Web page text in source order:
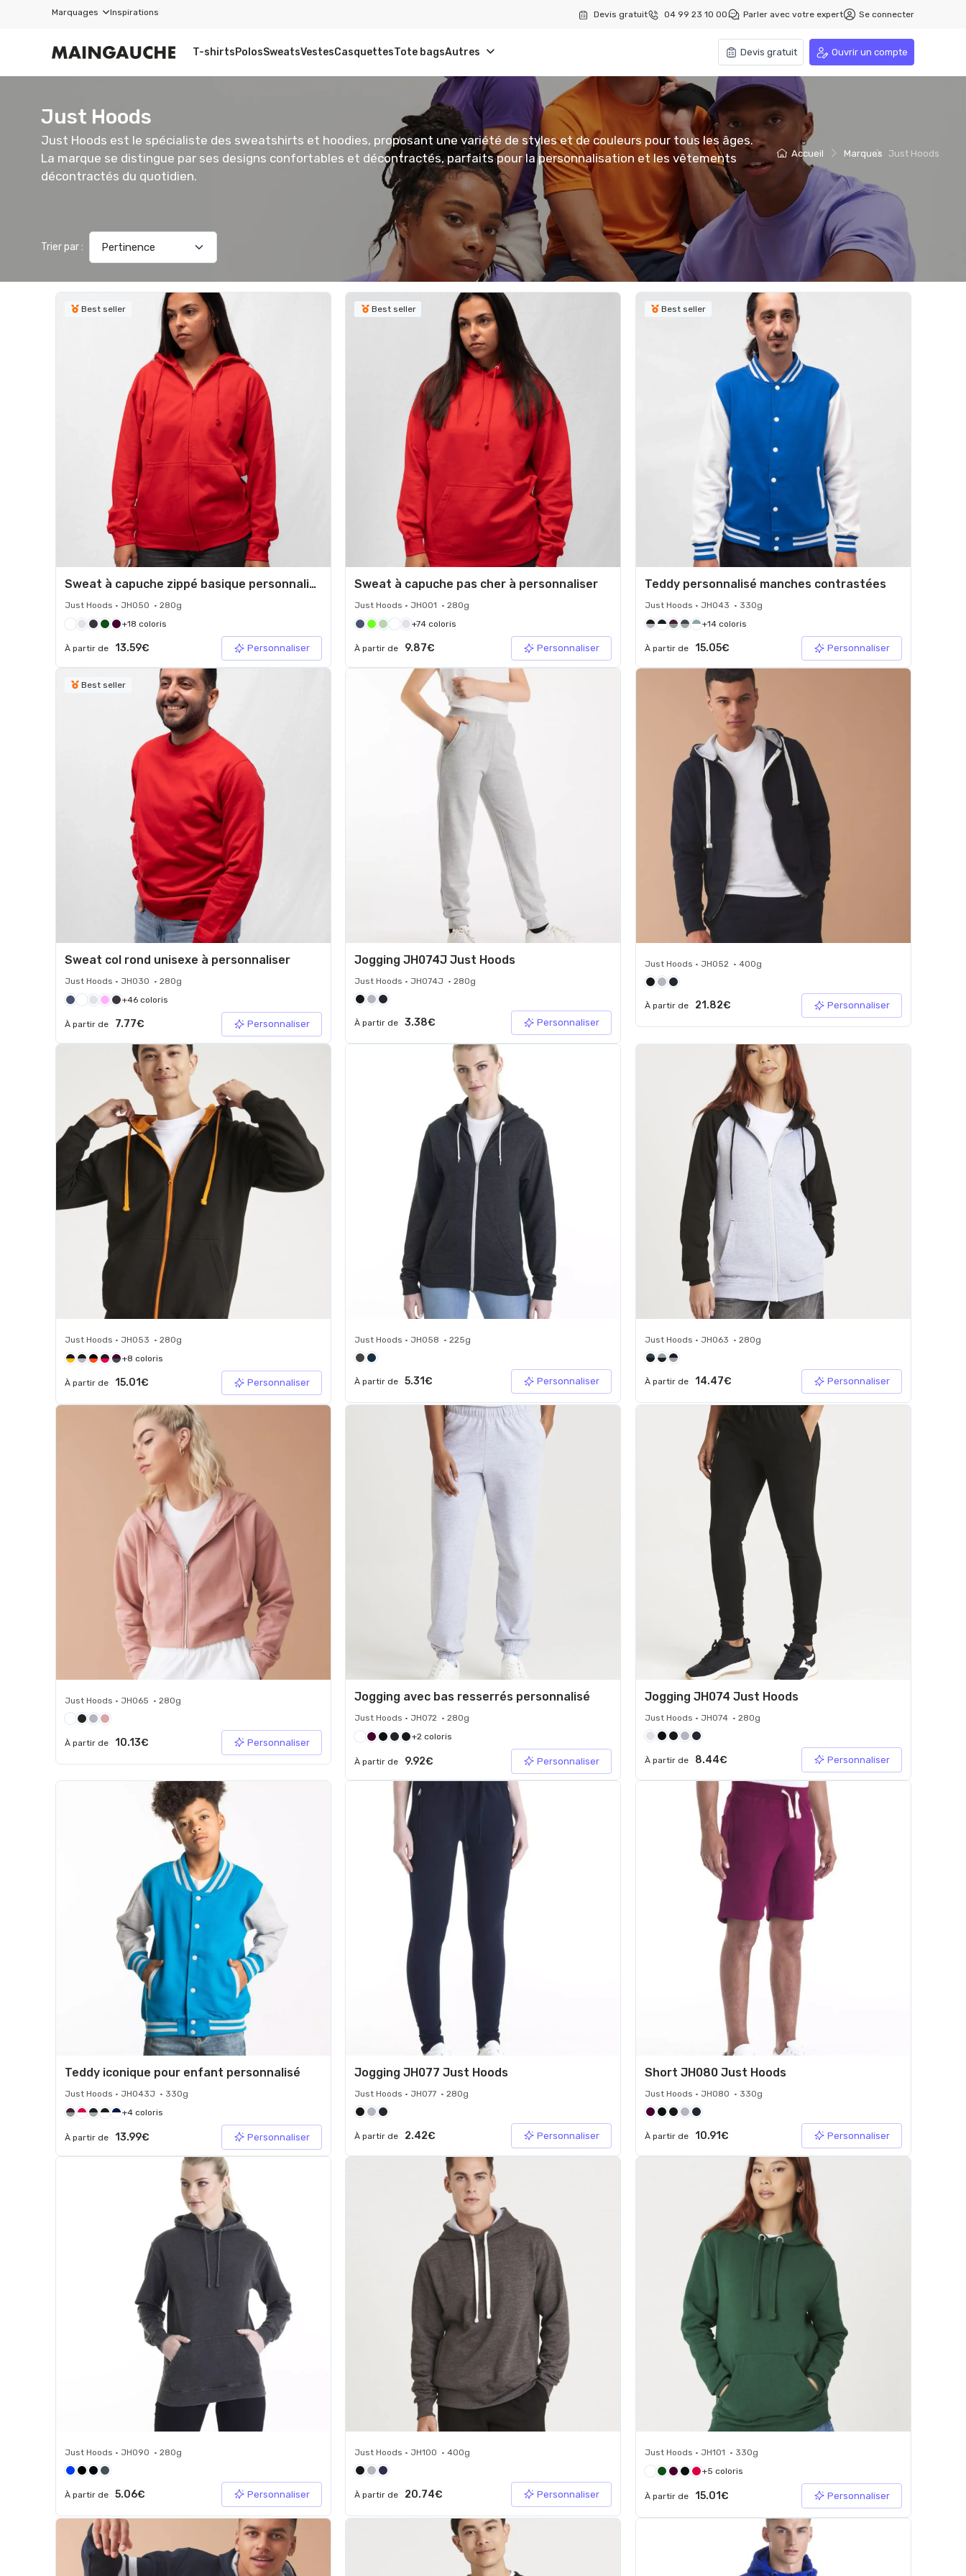
Marquages Inspirations Devis gratuit 04 99 23 10 00 Parler avec votre expert Se connecter
Devis gratuit Ouvrir un compte
T-shirtsPolosSweatsVestesCasquettesTote bagsAutres
Accueil Marques Just Hoods
Just Hoods
Just Hoods est le spécialiste des sweatshirts et hoodies, proposant une variété de styles et de couleurs pour tous les âges.
La marque se distingue par ses designs confortables et décontractés, parfaits pour la personnalisation et les vêtements
décontractés du quotidien.
Trier par :
Best seller
Sweat à capuche zippé basique personnalisé
Just Hoods • JH050 • 280g
+18 coloris
À partir de 13.59€ Personnaliser
Best seller
Sweat à capuche pas cher à personnaliser
Just Hoods • JH001 • 280g
+74 coloris
À partir de 9.87€ Personnaliser
Best seller
Teddy personnalisé manches contrastées
Just Hoods • JH043 • 330g
+14 coloris
À partir de 15.05€ Personnaliser
Best seller
Sweat col rond unisexe à personnaliser
Just Hoods • JH030 • 280g
+46 coloris
À partir de 7.77€ Personnaliser
Jogging JH074J Just Hoods
Just Hoods • JH074J • 280g
À partir de 3.38€ Personnaliser
Just Hoods • JH052 • 400g
À partir de 21.82€ Personnaliser
Just Hoods • JH053 • 280g
+8 coloris
À partir de 15.01€ Personnaliser
Just Hoods • JH058 • 225g
À partir de 5.31€ Personnaliser
Just Hoods • JH063 • 280g
À partir de 14.47€ Personnaliser
Just Hoods • JH065 • 280g
À partir de 10.13€ Personnaliser
Jogging avec bas resserrés personnalisé
Just Hoods • JH072 • 280g
+2 coloris
À partir de 9.92€ Personnaliser
Jogging JH074 Just Hoods
Just Hoods • JH074 • 280g
À partir de 8.44€ Personnaliser
Teddy iconique pour enfant personnalisé
Just Hoods • JH043J • 330g
+4 coloris
À partir de 13.99€ Personnaliser
Jogging JH077 Just Hoods
Just Hoods • JH077 • 280g
À partir de 2.42€ Personnaliser
Short JH080 Just Hoods
Just Hoods • JH080 • 330g
À partir de 10.91€ Personnaliser
Just Hoods • JH090 • 280g
À partir de 5.06€ Personnaliser
Just Hoods • JH100 • 400g
À partir de 20.74€ Personnaliser
Just Hoods • JH101 • 330g
+5 coloris
À partir de 15.01€ Personnaliser